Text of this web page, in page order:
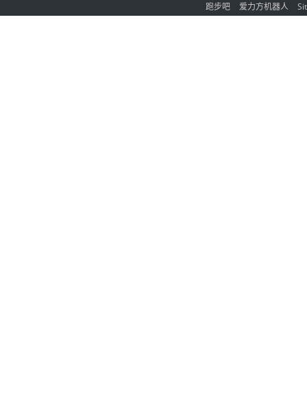
跑步吧
爱力方机器人